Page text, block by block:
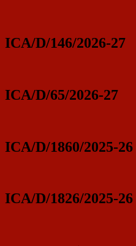
ICA/D/146/2026-27
ICA/D/65/2026-27
ICA/D/1860/2025-26
ICA/D/1826/2025-26